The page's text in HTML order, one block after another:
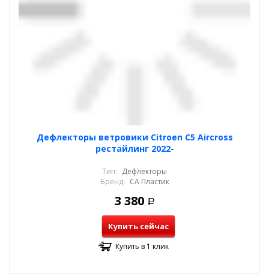
Дефлекторы ветровики Citroen C5 Aircross
рестайлинг 2022-
Тип: Дефлекторы
Бренд: СА Пластик
3 380 Р
Купить сейчас
Купить в 1 клик